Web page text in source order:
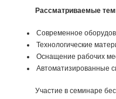
Рассматриваемые
Современное
Технологические
Оснащение рабочих
Автоматизированные
Участие в семинаре